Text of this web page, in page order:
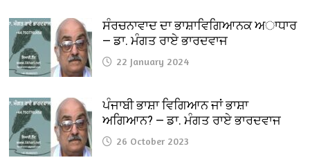
ਸੰਰਚਨਾਵਾਦ ਦਾ ਭਾਸ਼ਾਵਿਗਿਆਨਕ ਅਾਧਾਰ
— ਡਾ. ਮੰਗਤ ਰਾਏ ਭਾਰਦਵਾਜ
22 January 2024
ਪੰਜਾਬੀ ਭਾਸ਼ਾ ਵਿਗਿਆਨ ਜਾਂ ਭਾਸ਼ਾ
ਅਗਿਆਨ? — ਡਾ. ਮੰਗਤ ਰਾਏ ਭਾਰਦਵਾਜ
26 October 2023